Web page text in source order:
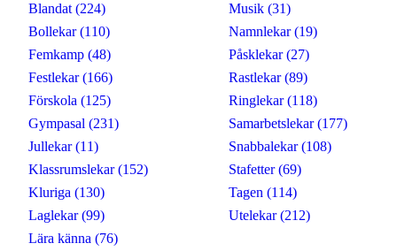
Blandat (224)
Bollekar (110)
Femkamp (48)
Festlekar (166)
Förskola (125)
Gympasal (231)
Jullekar (11)
Klassrumslekar (152)
Kluriga (130)
Laglekar (99)
Lära känna (76)
Musik (31)
Namnlekar (19)
Påsklekar (27)
Rastlekar (89)
Ringlekar (118)
Samarbetslekar (177)
Snabbalekar (108)
Stafetter (69)
Tagen (114)
Utelekar (212)